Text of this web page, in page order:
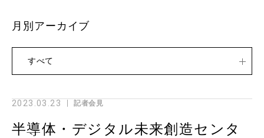
2023.03.23 記者会見
半導体・デジタル未来創造センタ
月別アーカイブ
すべて